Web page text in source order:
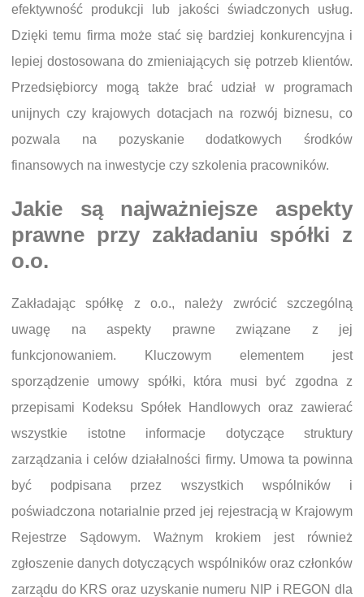
efektywność produkcji lub jakości świadczonych usług.
Dzięki temu firma może stać się bardziej konkurencyjna i
lepiej dostosowana do zmieniających się potrzeb klientów.
Przedsiębiorcy mogą także brać udział w programach
unijnych czy krajowych dotacjach na rozwój biznesu, co
pozwala na pozyskanie dodatkowych środków
finansowych na inwestycje czy szkolenia pracowników.
Jakie są najważniejsze aspekty
prawne przy zakładaniu spółki z
o.o.
Zakładając spółkę z o.o., należy zwrócić szczególną
uwagę na aspekty prawne związane z jej
funkcjonowaniem. Kluczowym elementem jest
sporządzenie umowy spółki, która musi być zgodna z
przepisami Kodeksu Spółek Handlowych oraz zawierać
wszystkie istotne informacje dotyczące struktury
zarządzania i celów działalności firmy. Umowa ta powinna
być podpisana przez wszystkich wspólników i
poświadczona notarialnie przed jej rejestracją w Krajowym
Rejestrze Sądowym. Ważnym krokiem jest również
zgłoszenie danych dotyczących wspólników oraz członków
zarządu do KRS oraz uzyskanie numeru NIP i REGON dla